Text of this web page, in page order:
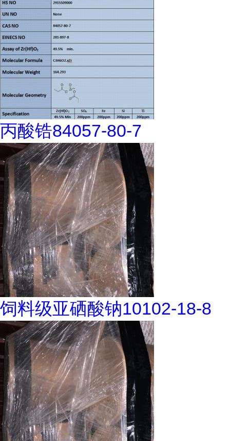
丙酸锆84057-80-7
饲料级亚硒酸钠10102-18-8